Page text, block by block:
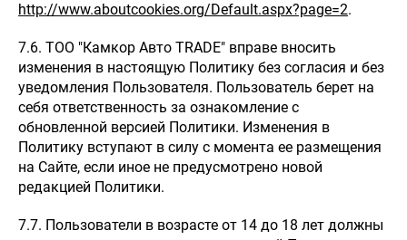
http://www.aboutcookies.org/Default.aspx?page=2.
7.6. ТОО "Камкор Авто TRADE" вправе вносить
изменения в настоящую Политику без согласия и без
уведомления Пользователя. Пользователь берет на
себя ответственность за ознакомление с
обновленной версией Политики. Изменения в
Политику вступают в силу с момента ее размещения
на Сайте, если иное не предусмотрено новой
редакцией Политики.
7.7. Пользователи в возрасте от 14 до 18 лет должны